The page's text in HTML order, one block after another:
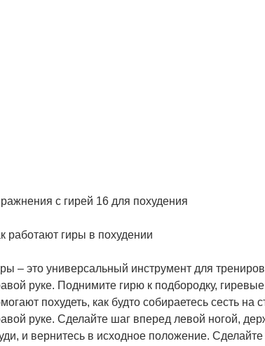
с гирей 16 для похудения
работают гиры в похудении
– это универсальный инструмент для
руке. Поднимите гирю к подбородку,
похудеть, как будто собираетесь сесть на
руке. Сделайте шаг вперед левой ногой,
и вернитесь в исходное положение.